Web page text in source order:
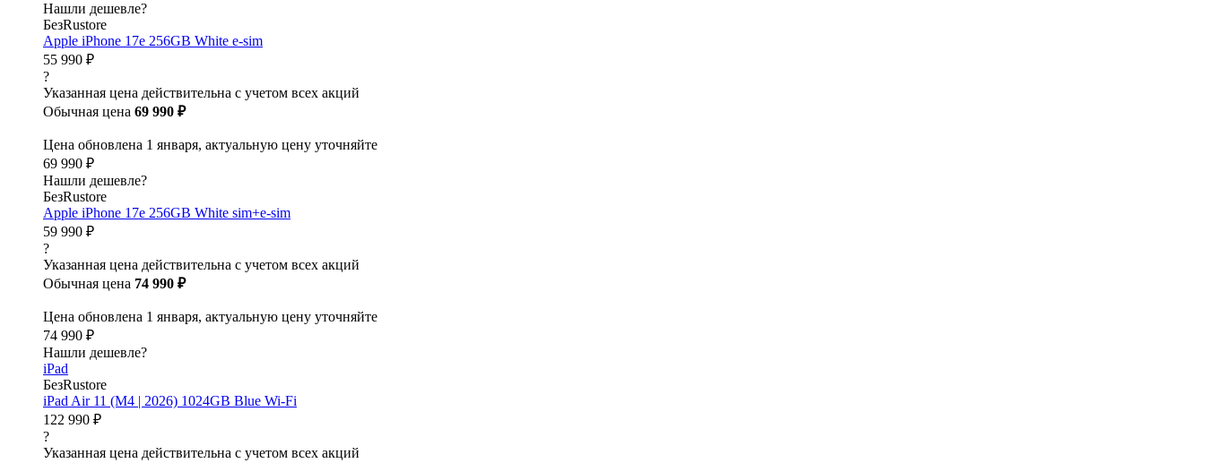
Нашли дешевле?
БезRustore
Apple iPhone 17e 256GB White e-sim
55 990 ₽
?
Указанная цена действительна с учетом всех акций
Обычная цена 69 990 ₽
Цена обновлена 1 января, актуальную цену уточняйте
69 990 ₽
Нашли дешевле?
БезRustore
Apple iPhone 17e 256GB White sim+e-sim
59 990 ₽
?
Указанная цена действительна с учетом всех акций
Обычная цена 74 990 ₽
Цена обновлена 1 января, актуальную цену уточняйте
74 990 ₽
Нашли дешевле?
iPad
БезRustore
iPad Air 11 (M4 | 2026) 1024GB Blue Wi-Fi
122 990 ₽
?
Указанная цена действительна с учетом всех акций